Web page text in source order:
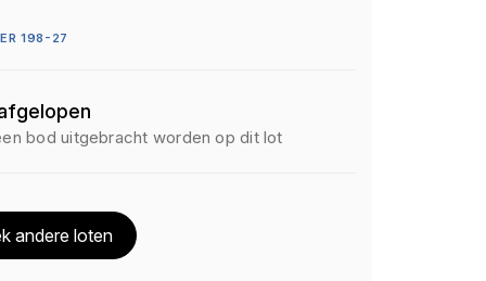
198-27
bod uitgebracht worden op dit lot
andere loten